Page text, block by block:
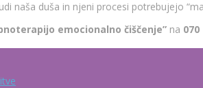
naša duša in njeni procesi potrebujejo
emocionalno čiščenje” na 070